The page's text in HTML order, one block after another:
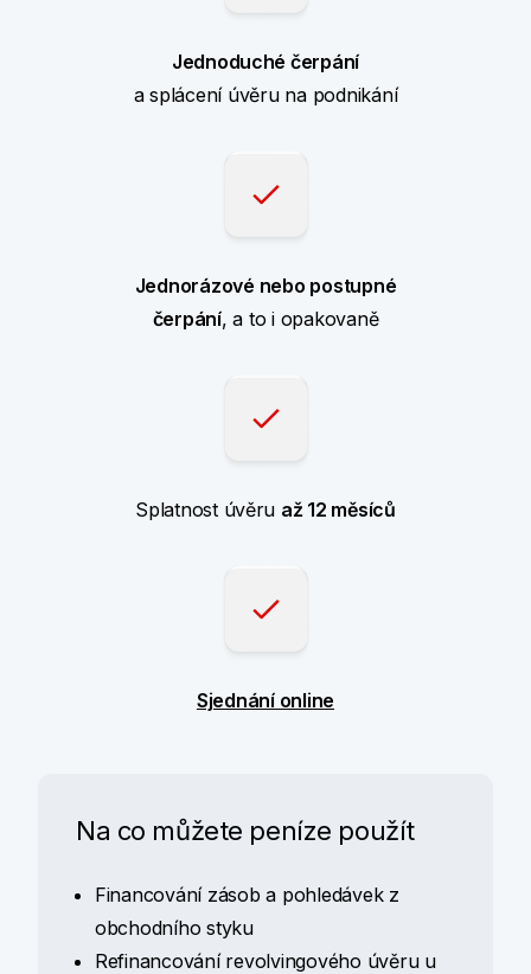
Jednoduché čerpání
a splácení úvěru na podnikání
Jednorázové nebo postupné
čerpání, a to i opakovaně
Splatnost úvěru až 12 měsíců
Sjednání online
Na co můžete peníze použít
Financování zásob a pohledávek z
obchodního styku
Refinancování revolvingového úvěru u